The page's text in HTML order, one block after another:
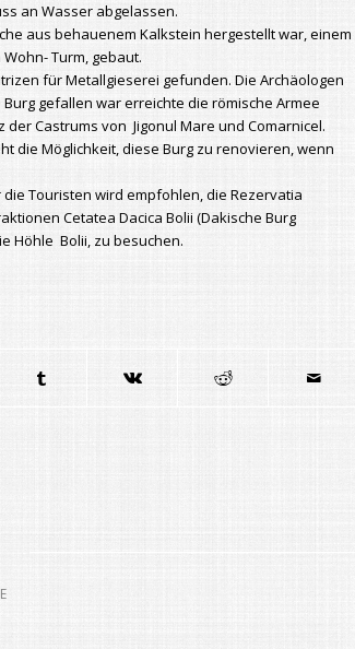
an Wasser abgelassen.
aus behauenem Kalkstein hergestellt war, einem
Turm, gebaut.
für Metallgieserei gefunden. Die Archäologen
gefallen war erreichte die römische Armee
Castrums von Jigonul Mare und Comarnicel.
die Möglichkeit, diese Burg zu renovieren, wenn
Touristen wird empfohlen, die Rezervatia
Cetatea Dacica Bolii (Dakische Burg
Höhle Bolii, zu besuchen.